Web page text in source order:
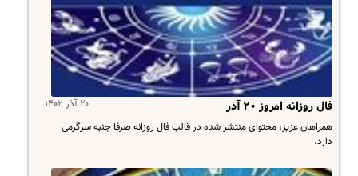
۲۰ آذر ۱۴۰۲ فال روزانه امروز ۲۰ آذر
همراهان عزیز، محتوای منتشر شده در قالب فال روزانه صرفا جنبه سرگرمی
دارد.